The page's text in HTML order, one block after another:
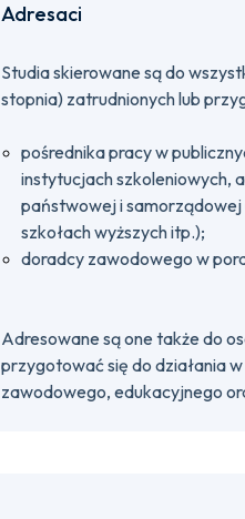
Adresaci
Studia skierowane są do
stopnia) zatrudnionych lub
pośrednika pracy w
instytucjach szkoleniowych,
państwowej i
szkołach wyższych itp.);
doradcy zawodowego w
Adresowane są one także do
przygotować się do działania
zawodowego, edukacyjnego